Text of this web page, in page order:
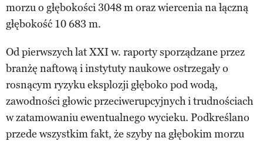
morzu o głębokości 3048 m oraz wiercenia na łączną
głębokość 10 683 m.
Od pierwszych lat XXI w. raporty sporządzane przez
branżę naftową i instytuty naukowe ostrzegały o
rosnącym ryzyku eksplozji głęboko pod wodą,
zawodności głowic przeciwerupcyjnych i trudnościach
w zatamowaniu ewentualnego wycieku. Podkreślano
przede wszystkim fakt, że szyby na głębokim morzu